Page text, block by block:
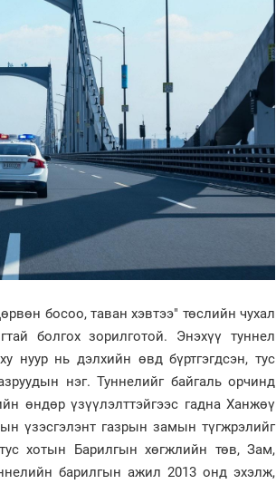
босоо, таван хэвтээ" төслийн чухал
болгох зорилготой. Энэхүү туннел
нуур нь дэлхийн өвд бүртгэгдсэн, тус
нэг. Туннелийг байгаль орчинд
өндөр үзүүлэлттэйгээс гадна Ханжөү
үзэсгэлэнт газрын замын түгжрэлийг
хотын Барилгын хөгжлийн төв, Зам,
барилгын ажил 2013 онд эхэлж,